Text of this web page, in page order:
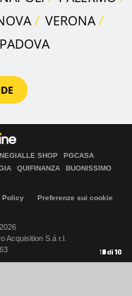
1di10
2di10
3di10
4di10
5di10
6di10
7di10
8di10
9di10
10di10
VERONA
PADOVA
SHOP
PGCASA
QUIFINANZA
BUONISSIMO
Policy
Preferenze sui cookie
Acquisition S.á r.l.